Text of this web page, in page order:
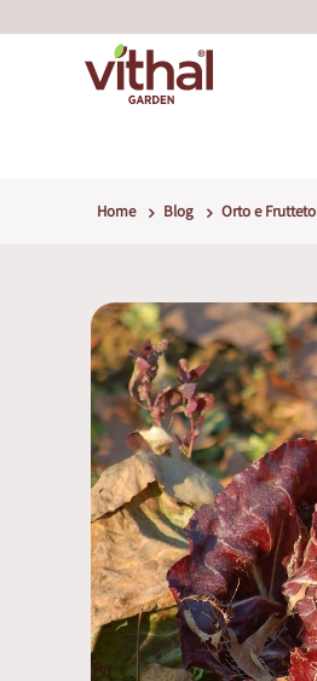
Home Blog Orto e Frutteto